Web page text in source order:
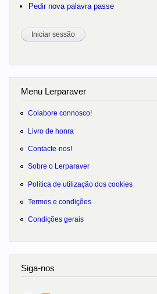
Pedir nova palavra passe
Menu Lerparaver
Colabore connosco!
Livro de honra
Contacte-nos!
Sobre o Lerparaver
Política de utilização dos cookies
Termos e condições
Condições gerais
Siga-nos